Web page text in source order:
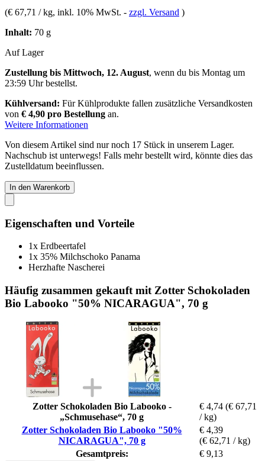
(€ 67,71 / kg, inkl. 10% MwSt. - zzgl. Versand )
Inhalt: 70 g
Auf Lager
Zustellung bis Mittwoch, 12. August, wenn du bis Montag um
23:59 Uhrbestellst.
Kühlversand: Für Kühlprodukte fallen zusätzliche Versandkosten
von € 4,90 pro Bestellung an.
Weitere Informationen
Von diesem Artikel sind nur noch 17 Stück in unserem Lager.
Nachschub ist unterwegs! Falls mehr bestellt wird, könnte dies das
Zustelldatum beeinflussen.
In den Warenkorb
Eigenschaften und Vorteile
1x Erdbeertafel
1x 35% Milchschoko Panama
Herzhafte Nascherei
Häufig zusammen gekauft mit Zotter Schokoladen
Bio Labooko "50% NICARAGUA", 70 g
Zotter Schokoladen Bio Labooko -
„Schmusehase“, 70 g
€ 4,74 (€ 67,71
/ kg)
Zotter Schokoladen Bio Labooko "50%
NICARAGUA", 70 g
€ 4,39
(€ 62,71 / kg)
Gesamtpreis:
€ 9,13